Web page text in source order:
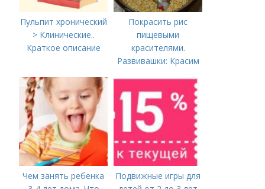
Пульпит хронический
> Клинические..
Краткое описание
Покрасить рис
пищевыми
красителями.
Развивашки: Красим
коробочек.
Чем занять ребенка
Подвижные игры для